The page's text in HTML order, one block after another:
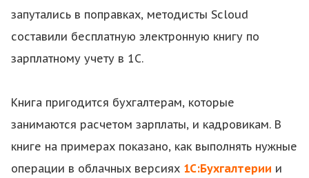
запутались в поправках, методисты Scloud
составили бесплатную электронную книгу по
зарплатному учету в 1С.
Книга пригодится бухгалтерам, которые
занимаются расчетом зарплаты, и кадровикам. В
книге на примерах показано, как выполнять нужные
операции в облачных версиях 1С:Бухгалтерии и